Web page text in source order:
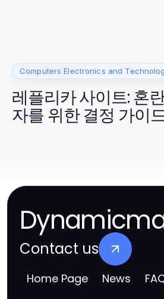
Computers Electronics and
레플리카 사이트: 혼
자를 위한 결정 가이
Contact us
Home Page News